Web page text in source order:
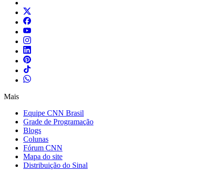
Mais
Equipe CNN Brasil
Grade de Programação
Blogs
Colunas
Fórum CNN
Mapa do site
Distribuição do Sinal